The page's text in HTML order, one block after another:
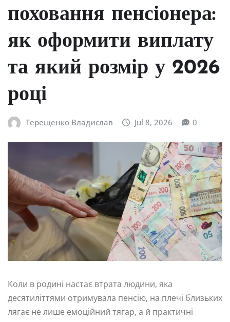
поховання пенсіонера:
як оформити виплату
та який розмір у 2026
році
Терещенко Владислав Jul 8, 2026 0
Коли в родині настає втрата людини, яка
десятиліттями отримувала пенсію, на плечі близьких
лягає не лише емоційний тягар, а й практичні